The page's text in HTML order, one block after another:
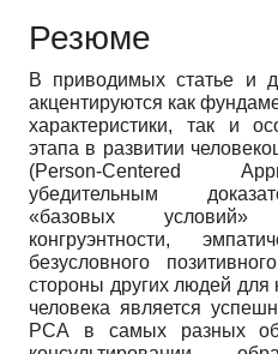
Резюме
В приводимых статье и
акцентируются как
характеристики, так и
этапа в развитии
(Person-Centered
убедительным
«базовых
конгруэнтности,
безусловного
стороны других людей для
человека является
РСА в самых разных